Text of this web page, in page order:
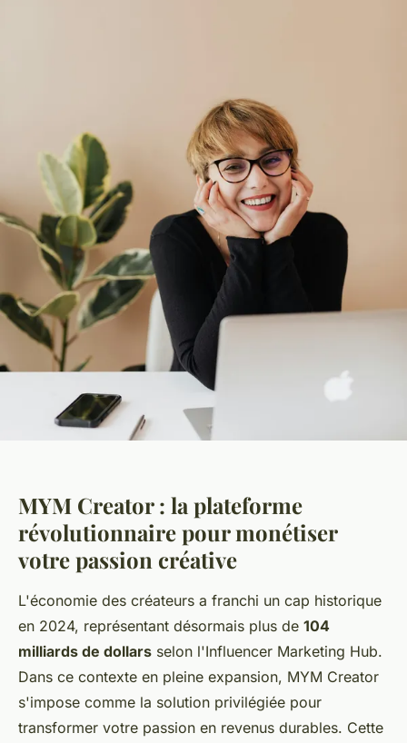
MYM Creator : la plateforme
révolutionnaire pour monétiser
votre passion créative
L'économie des créateurs a franchi un cap historique
en 2024, représentant désormais plus de 104
milliards de dollars selon l'Influencer Marketing Hub.
Dans ce contexte en pleine expansion, MYM Creator
s'impose comme la solution privilégiée pour
transformer votre passion en revenus durables. Cette